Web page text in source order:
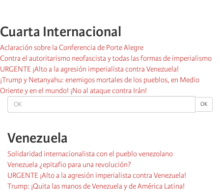
OK OK
Venezuela
Solidaridad internacionalista con el pueblo venezolano
Venezuela ¿epitafio para una revolución?
URGENTE ¡Alto a la agresión imperialista contra Venezuela!
Trump: ¡Quita las manos de Venezuela y de América Latina!
Cuarta Internacional
Aclaración sobre la Conferencia de Porte Alegre
Contra el autoritarismo neofascista y todas las formas de imperialismo
URGENTE ¡Alto a la agresión imperialista contra Venezuela!
¡Trump y Netanyahu: enemigos mortales de los pueblos, en Medio
Oriente y en el mundo! ¡No al ataque contra Irán!